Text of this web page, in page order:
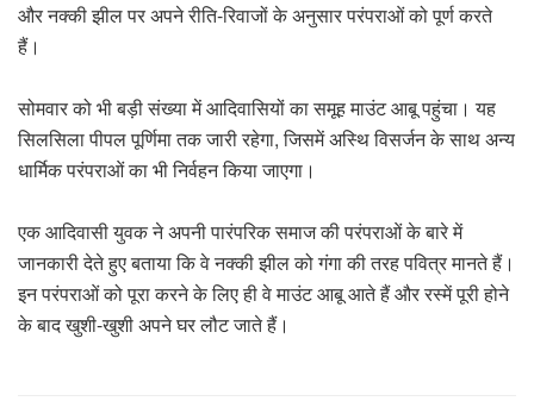
और नक्की झील पर अपने रीति-रिवाजों के अनुसार परंपराओं को पूर्ण करते
हैं।
सोमवार को भी बड़ी संख्या में आदिवासियों का समूह माउंट आबू पहुंचा। यह
सिलसिला पीपल पूर्णिमा तक जारी रहेगा, जिसमें अस्थि विसर्जन के साथ अन्य
धार्मिक परंपराओं का भी निर्वहन किया जाएगा।
एक आदिवासी युवक ने अपनी पारंपरिक समाज की परंपराओं के बारे में
जानकारी देते हुए बताया कि वे नक्की झील को गंगा की तरह पवित्र मानते हैं।
इन परंपराओं को पूरा करने के लिए ही वे माउंट आबू आते हैं और रस्में पूरी होने
के बाद खुशी-खुशी अपने घर लौट जाते हैं।